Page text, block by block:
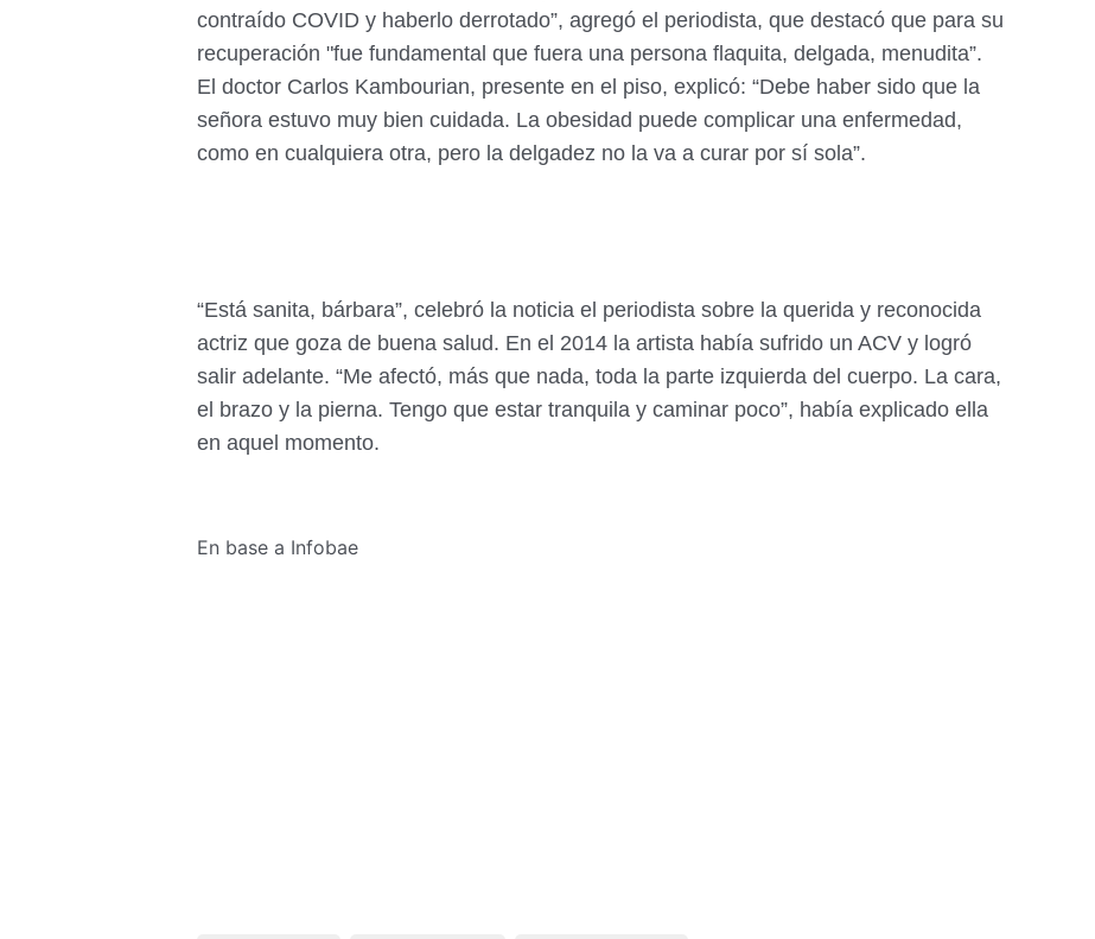
contraído COVID y haberlo derrotado”, agregó el periodista, que destacó que para su
recuperación "fue fundamental que fuera una persona flaquita, delgada, menudita”.
El doctor Carlos Kambourian, presente en el piso, explicó: “Debe haber sido que la
señora estuvo muy bien cuidada. La obesidad puede complicar una enfermedad,
como en cualquiera otra, pero la delgadez no la va a curar por sí sola”.
“Está sanita, bárbara”, celebró la noticia el periodista sobre la querida y reconocida
actriz que goza de buena salud. En el 2014 la artista había sufrido un ACV y logró
salir adelante. “Me afectó, más que nada, toda la parte izquierda del cuerpo. La cara,
el brazo y la pierna. Tengo que estar tranquila y caminar poco”, había explicado ella
en aquel momento.
En base a Infobae